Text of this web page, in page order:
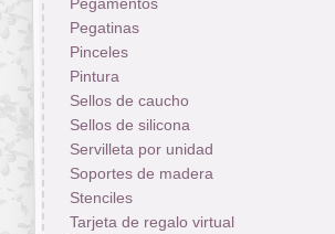
Pegamentos
Pegatinas
Pinceles
Pintura
Sellos de caucho
Sellos de silicona
Servilleta por unidad
Soportes de madera
Stenciles
Tarjeta de regalo virtual